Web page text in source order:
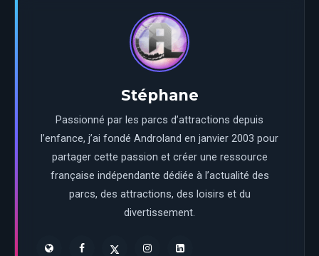
Stéphane
Passionné par les parcs d’attractions depuis
l’enfance, j’ai fondé Androland en janvier 2003 pour
partager cette passion et créer une ressource
française indépendante dédiée à l’actualité des
parcs, des attractions, des loisirs et du
divertissement.